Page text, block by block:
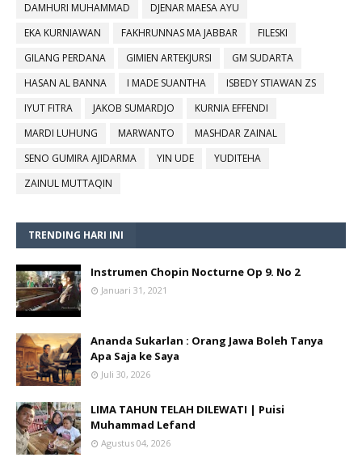
DAMHURI MUHAMMAD
DJENAR MAESA AYU
EKA KURNIAWAN
FAKHRUNNAS MA JABBAR
FILESKI
GILANG PERDANA
GIMIEN ARTEKJURSI
GM SUDARTA
HASAN AL BANNA
I MADE SUANTHA
ISBEDY STIAWAN ZS
IYUT FITRA
JAKOB SUMARDJO
KURNIA EFFENDI
MARDI LUHUNG
MARWANTO
MASHDAR ZAINAL
SENO GUMIRA AJIDARMA
YIN UDE
YUDITEHA
ZAINUL MUTTAQIN
TRENDING HARI INI
Instrumen Chopin Nocturne Op 9. No 2
Januari 31, 2021
Ananda Sukarlan : Orang Jawa Boleh Tanya
Apa Saja ke Saya
Juli 30, 2026
LIMA TAHUN TELAH DILEWATI | Puisi
Muhammad Lefand
Agustus 04, 2026